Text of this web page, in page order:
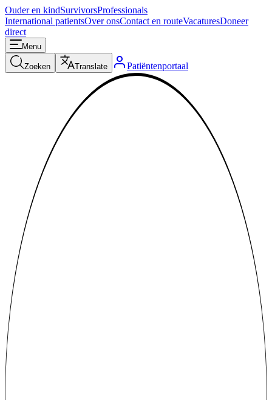
Ouder en kindSurvivorsProfessionals
International patientsOver onsContact en routeVacaturesDoneer
direct
Menu
Zoeken Translate Patiëntenportaal